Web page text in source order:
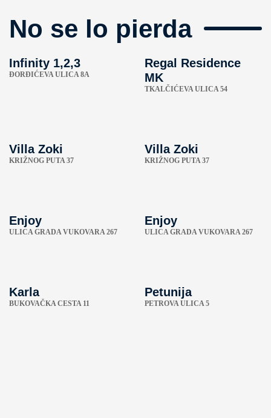
No se lo pierda
Infinity 1,2,3
ÐORĐIĆEVA ULICA 8A
Regal Residence
MK
TKALČIĆEVA ULICA 54
Villa Zoki
KRIŽNOG PUTA 37
Villa Zoki
KRIŽNOG PUTA 37
Enjoy
ULICA GRADA VUKOVARA 267
Enjoy
ULICA GRADA VUKOVARA 267
Karla
BUKOVAČKA CESTA 11
Petunija
PETROVA ULICA 5